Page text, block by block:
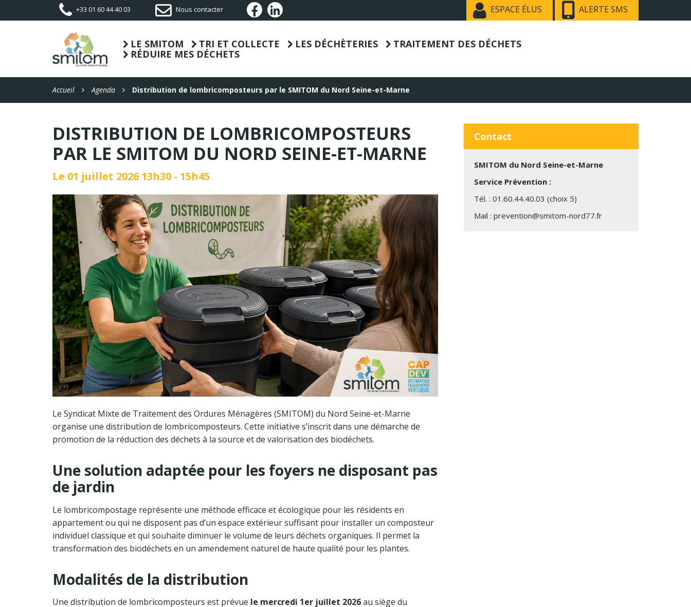
Gestion des traceurs
+33 01 60 44 40 03 Nous contacter
Lien vers le compte Facebook
Lien vers le compte Linkedin
ESPACE ÉLUS ALERTE SMS
LE SMITOM TRI ET COLLECTE LES DÉCHÈTERIES
TRAITEMENT DES DÉCHETS
RÉDUIRE MES DÉCHETS
Accueil Agenda Distribution de lombricomposteurs par le SMITOM du Nord Seine-et-Marne
DISTRIBUTION DE LOMBRICOMPOSTEURS
PAR LE SMITOM DU NORD SEINE-ET-MARNE
Le 01 juillet 2026 13h30 - 15h45
Le Syndicat Mixte de Traitement des Ordures Ménagères (SMITOM) du Nord Seine-et-Marne
organise une distribution de lombricomposteurs. Cette initiative s’inscrit dans une démarche de
promotion de la réduction des déchets à la source et de valorisation des biodéchets.
Une solution adaptée pour les foyers ne disposant pas
de jardin
Le lombricompostage représente une méthode efficace et écologique pour les résidents en
appartement ou qui ne disposent pas d’un espace extérieur suffisant pour installer un composteur
individuel classique et qui souhaite diminuer le volume de leurs déchets organiques. Il permet la
transformation des biodéchets en un amendement naturel de haute qualité pour les plantes.
Modalités de la distribution
Une distribution de lombricomposteurs est prévue le mercredi 1er juillet 2026au siège du
Contact
SMITOM du Nord Seine-et-Marne
Service Prévention :
Tél. : 01.60.44.40.03 (choix 5)
Mail : prevention@smitom-nord77.fr